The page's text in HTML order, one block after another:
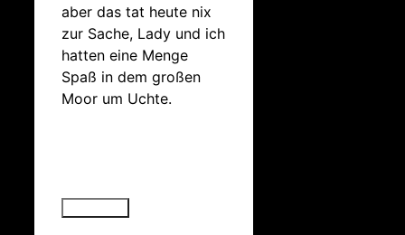
aber das tat heute nix
zur Sache, Lady und ich
hatten eine Menge
Spaß in dem großen
Moor um Uchte.